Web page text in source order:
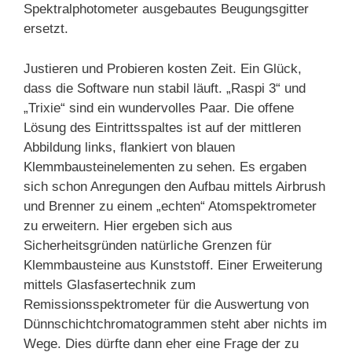
Spektralphotometer ausgebautes Beugungsgitter
ersetzt.
Justieren und Probieren kosten Zeit. Ein Glück,
dass die Software nun stabil läuft. „Raspi 3“ und
„Trixie“ sind ein wundervolles Paar. Die offene
Lösung des Eintrittsspaltes ist auf der mittleren
Abbildung links, flankiert von blauen
Klemmbausteinelementen zu sehen. Es ergaben
sich schon Anregungen den Aufbau mittels Airbrush
und Brenner zu einem „echten“ Atomspektrometer
zu erweitern. Hier ergeben sich aus
Sicherheitsgründen natürliche Grenzen für
Klemmbausteine aus Kunststoff. Einer Erweiterung
mittels Glasfasertechnik zum
Remissionsspektrometer für die Auswertung von
Dünnschichtchromatogrammen steht aber nichts im
Wege. Dies dürfte dann eher eine Frage der zu